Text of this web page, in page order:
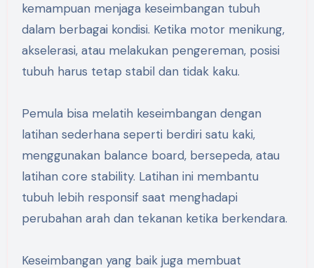
kemampuan menjaga keseimbangan tubuh
dalam berbagai kondisi. Ketika motor menikung,
akselerasi, atau melakukan pengereman, posisi
tubuh harus tetap stabil dan tidak kaku.
Pemula bisa melatih keseimbangan dengan
latihan sederhana seperti berdiri satu kaki,
menggunakan balance board, bersepeda, atau
latihan core stability. Latihan ini membantu
tubuh lebih responsif saat menghadapi
perubahan arah dan tekanan ketika berkendara.
Keseimbangan yang baik juga membuat